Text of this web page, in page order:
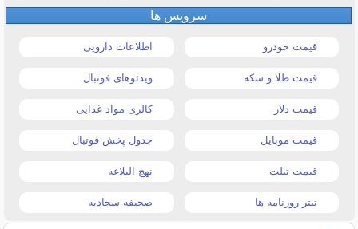
سرویس ها
قیمت خودرو اطلاعات دارویی
قیمت طلا و سکه ویدئوهای فوتبال
قیمت دلار کالری مواد غذایی
قیمت موبایل جدول پخش فوتبال
قیمت تبلت نهج البلاغه
تیتر روزنامه ها صحیفه سجادیه